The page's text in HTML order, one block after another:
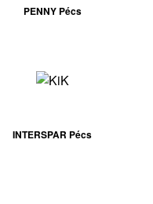
PENNY Pécs
INTERSPAR Pécs